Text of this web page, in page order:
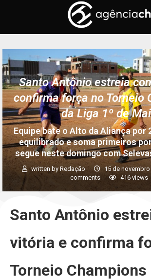
Santo Antônio estreia
confirma força no Torneio
da Liga 1º de
Equipe bate o Alto da Aliança por
equilibrado e soma primeiros
segue neste domingo com
written byRedação 15 de
comments
416 views
Santo Antônio
vitória e confirma
Torneio Champions